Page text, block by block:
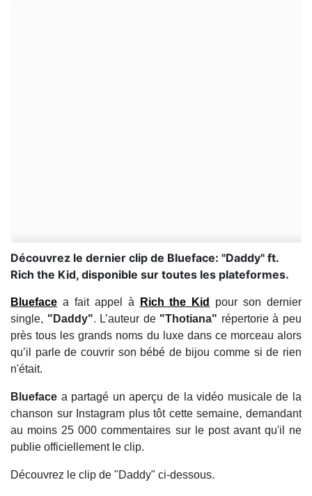
Découvrez le dernier clip de Blueface: "Daddy" ft.
Rich the Kid, disponible sur toutes les plateformes.
Blueface a fait appel à Rich the Kid
pour son dernier
single, "Daddy". L’auteur de "Thotiana" répertorie à peu
près tous les grands noms du luxe dans ce morceau alors
qu’il parle de couvrir son bébé de bijou comme si de rien
n'était.
Blueface a partagé un aperçu de la vidéo musicale de la
chanson sur Instagram plus tôt cette semaine, demandant
au moins 25 000 commentaires sur le post avant qu'il ne
publie officiellement le clip.
Découvrez le clip de "Daddy" ci-dessous.